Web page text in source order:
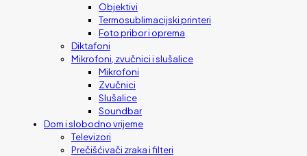
Objektivi
Termosublimacijski printeri
Foto pribor i oprema
Diktafoni
Mikrofoni, zvučnici i slušalice
Mikrofoni
Zvučnici
Slušalice
Soundbar
Dom i slobodno vrijeme
Televizori
Prečišćivači zraka i filteri